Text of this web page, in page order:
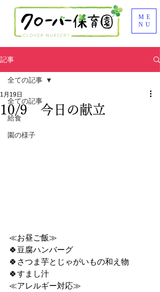
ME
NU
記事
全ての記事
給食
園の様子
全ての記事
10/9 今日の献立
1月19日
≪お昼ご飯≫
🍀豆腐ハンバーグ
🍀さつま芋とじゃがいもの和え物
🍀すまし汁
≪アレルギー対応≫